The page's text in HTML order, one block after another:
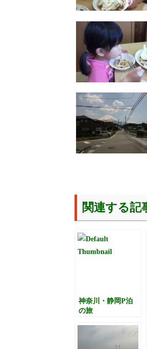
関連する記
神奈川・静岡P泊
の旅